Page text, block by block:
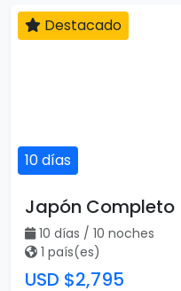
10 días
Destacado
Japón Completo
10 días / 10 noches
1 país(es)
USD $2,795